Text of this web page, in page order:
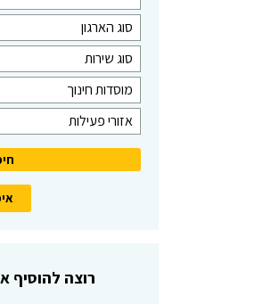
י
ש
ו
א
ר
ג
ו
סוג הארגון
ו
י
סוג שירות
ה
י
ע
מוסדות חינוך
ז
אזורי פעילות
רוצה להוסיף